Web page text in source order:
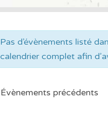
Pas d’évènements listé
calendrier complet afin
Évènements précédents